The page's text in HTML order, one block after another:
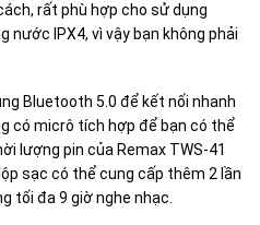
rất phù hợp cho sử dụng
nước IPX4, vì vậy bạn không phải
Bluetooth 5.0 để kết nối nhanh
có micrô tích hợp để bạn có thể
lượng pin của Remax TWS-41
sạc có thể cung cấp thêm 2 lần
tối đa 9 giờ nghe nhạc.